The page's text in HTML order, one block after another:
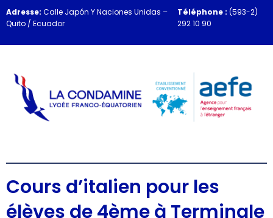
Adresse: Calle Japón Y Naciones Unidas –
Quito / Ecuador
Téléphone : (593-2)
292 10 90
Cours d’italien pour les
élèves de 4ème à Terminale